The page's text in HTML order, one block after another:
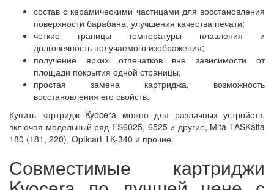
состав с керамическими частицами для восстановления
поверхности барабана, улучшения качества печати;
четкие границы температуры плавления и
долговечность получаемого изображения;
получение ярких отпечатков вне зависимости от
площади покрытия одной страницы;
простая замена картриджа, возможность
восстановления его свойств.
Купить картридж Kyocera можно для различных устройств,
включая модельный ряд FS6025, 6525 и другие, Mita TASKalfa
180 (181, 220), Opticart TK-340 и прочие.
Совместимые картриджи